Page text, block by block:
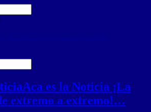
Aca es la Noticia ¡La
extremo a extremo!…